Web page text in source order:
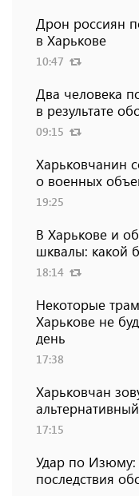
Дрон россиян
в Харькове
10:47
Два человека
в результате
09:15
Харьковчанин
о военных
19:25
В Харькове и
шквалы: какой
18:14
Некоторые
Харькове не
день
17:38
Харьковчан
17:15
Удар по Изюму:
последствия